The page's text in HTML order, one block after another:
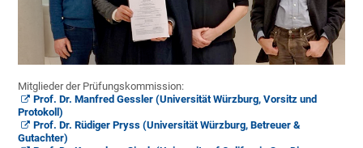
Mitglieder der Prüfungskommission:
Prof. Dr. Manfred Gessler (Universität Würzburg, Vorsitz und
Protokoll)
Prof. Dr. Rüdiger Pryss (Universität Würzburg, Betreuer &
Gutachter)